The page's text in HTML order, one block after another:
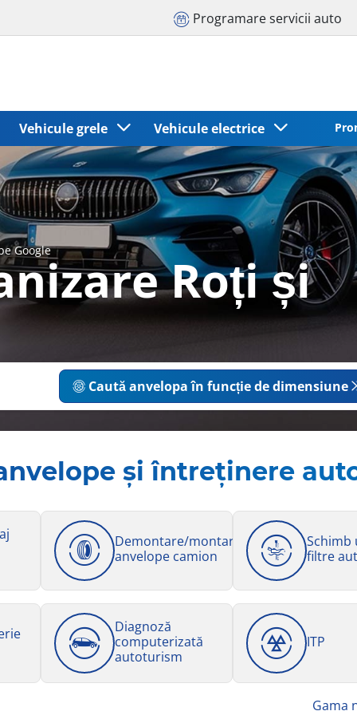
Programare servicii auto
Vehicule grele Vehicule electrice
Google Roți și
Caută anvelopa în funcție de dimensiune
și întreținere
Demontare/montare
anvelope camion
Schimb
filtre
Diagnoză
computerizată
autoturism
ITP
Gama